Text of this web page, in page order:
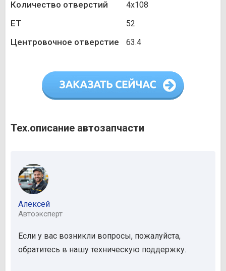
Количество отверстий 4х108
ET 52
Центровочное отверстие 63.4
Тех.описание автозапчасти
Алексей
Автоэксперт
Если у вас возникли вопросы, пожалуйста,
обратитесь в нашу техническую поддержку.